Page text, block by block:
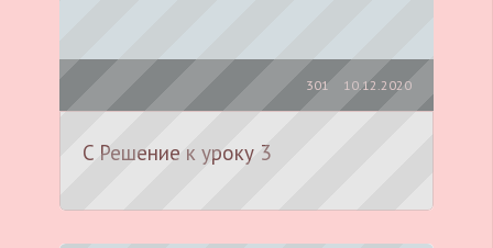
10.12.2020
301
C Решение к уроку 3